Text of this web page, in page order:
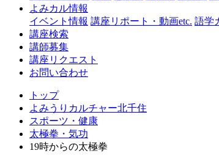
千
よみカル情報
イベント情報 講座リポート・動画etc. 語学
講座検索
講師募集
講座リクエスト
お問い合わせ
トップ
よみうりカルチャー北千住
スポーツ・健康
太極拳・気功
19時からの太極拳